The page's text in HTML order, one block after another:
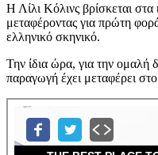
Η Λίλι Κόλινς βρίσκεται
μεταφέροντας για πρώτη
ελληνικό σκηνικό.
Την ίδια ώρα, για την ομαλή
παραγωγή έχει μεταφέρει